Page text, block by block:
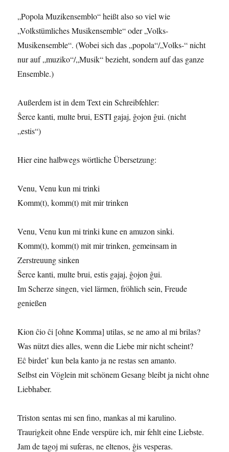
„Popola Muzikensemblo“ heißt also so viel wie
„Volkstümliches Musikensemble“ oder „Volks-
Musikensemble“. (Wobei sich das „popola“/„Volks-“ nicht
nur auf „muziko“/„Musik“ bezieht, sondern auf das ganze
Ensemble.)
Außerdem ist in dem Text ein Schreibfehler:
Ŝerce kanti, multe brui, ESTI gajaj, ĝojon ĝui. (nicht
„estis“)
Hier eine halbwegs wörtliche Übersetzung:
Venu, Venu kun mi trinki
Komm(t), komm(t) mit mir trinken
Venu, Venu kun mi trinki kune en amuzon sinki.
Komm(t), komm(t) mit mir trinken, gemeinsam in
Zerstreuung sinken
Ŝerce kanti, multe brui, estis gajaj, ĝojon ĝui.
Im Scherze singen, viel lärmen, fröhlich sein, Freude
genießen
Kion ĉio ĉi [ohne Komma] utilas, se ne amo al mi brilas?
Was nützt dies alles, wenn die Liebe mir nicht scheint?
Eĉ birdet’ kun bela kanto ja ne restas sen amanto.
Selbst ein Vöglein mit schönem Gesang bleibt ja nicht ohne
Liebhaber.
Triston sentas mi sen fino, mankas al mi karulino.
Traurigkeit ohne Ende verspüre ich, mir fehlt eine Liebste.
Jam de tagoj mi suferas, ne eltenos, ĝis vesperas.